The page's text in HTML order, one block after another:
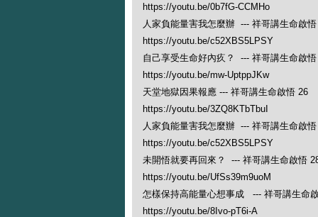
https://youtu.be/0b7fG-CCMHo
人家負能量害我怎麼辦 --- 祥哥講生命啟悟
https://youtu.be/c52XBS5LPSY
自己享受生命好內疚？ --- 祥哥講生命啟悟
https://youtu.be/mw-UptppJKw
天堂地獄因果報應 --- 祥哥講生命啟悟 26
https://youtu.be/3ZQ8KTbTbuI
人家負能量害我怎麼辦 --- 祥哥講生命啟悟
https://youtu.be/c52XBS5LPSY
未開悟就要再回來？ --- 祥哥講生命啟悟
https://youtu.be/UfSs39m9uoM
怎樣保持高能量心想事成 --- 祥哥講生命
https://youtu.be/8Ivo-pT6i-A